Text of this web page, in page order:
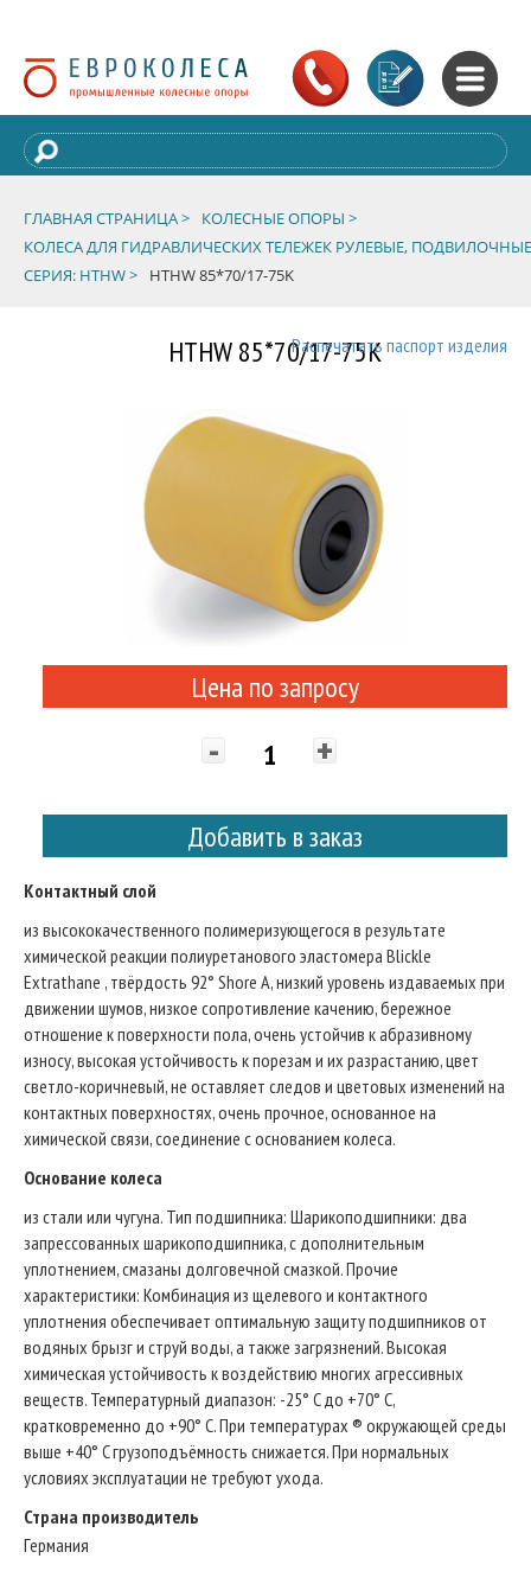
ГЛАВНАЯ СТРАНИЦА >
КОЛЕСНЫЕ ОПОРЫ >
КОЛЕСА ДЛЯ ГИДРАВЛИЧЕСКИХ ТЕЛЕЖЕК РУЛЕВЫЕ,
СЕРИЯ: HTHW >
HTHW 85*70/17-75K
HTHW 85*70/17-75KРаспечатать паспорт изделия
Цена по запросу
- +
Добавить в заказ
Контактный слой
из высококачественного полимеризующегося в результате
химической реакции полиуретанового эластомера Blickle
Extrathane , твёрдость 92° Shore A, низкий уровень издаваемых при
движении шумов, низкое сопротивление качению, бережное
отношение к поверхности пола, очень устойчив к абразивному
износу, высокая устойчивость к порезам и их разрастанию, цвет
светло-коричневый, не оставляет следов и цветовых изменений на
контактных поверхностях, очень прочное, основанное на
химической связи, соединение с основанием колеса.
Основание колеса
из стали или чугуна. Тип подшипникa: Шарикоподшипники: два
запрессованных шарикоподшипника, с дополнительным
уплотнением, смазаны долговечной смазкой. Прочие
характеристики: Комбинация из щелевого и контактного
уплотнения обеспечивает оптимальную защиту подшипников от
водяных брызг и струй воды, а также загрязнений. Высокая
химическая устойчивость к воздействию многих агрессивных
веществ. Температурный диапазон: -25° C до +70° C,
кратковременно до +90° C. При температурах ® окружающей среды
выше +40° C грузоподъёмность снижается. При нормальных
условиях эксплуатации не требуют ухода.
Страна производитель
Германия